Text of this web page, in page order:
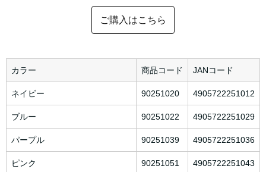
ご購入はこちら
カラー 商品コード JANコード
ネイビー 90251020 4905722251012
ブルー 90251022 4905722251029
パープル 90251039 4905722251036
ピンク 90251051 4905722251043